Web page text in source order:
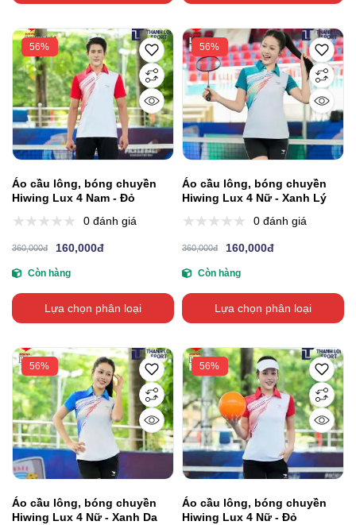
56%
Áo cầu lông, bóng chuyền
Hiwing Lux 4 Nam - Đỏ
0 đánh giá
360,000đ 160,000đ
Còn hàng
Lựa chọn phân loại
56%
Áo cầu lông, bóng chuyền
Hiwing Lux 4 Nữ - Xanh Lý
0 đánh giá
360,000đ 160,000đ
Còn hàng
Lựa chọn phân loại
56%
Áo cầu lông, bóng chuyền
Hiwing Lux 4 Nữ - Xanh Da
56%
Áo cầu lông, bóng chuyền
Hiwing Lux 4 Nữ - Đỏ